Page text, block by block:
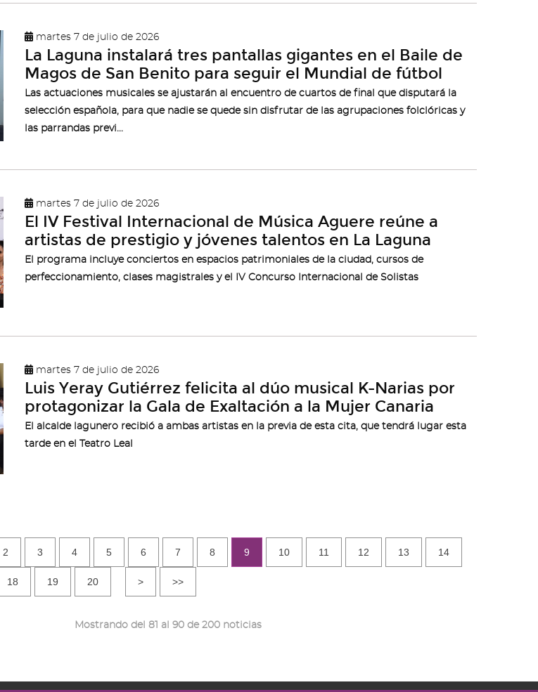
martes 7 de julio de 2026
La Laguna instalará tres pantallas gigantes en el Baile de
Magos de San Benito para seguir el Mundial de fútbol
Las actuaciones musicales se ajustarán al encuentro de cuartos de final que disputará la
selección española, para que nadie se quede sin disfrutar de las agrupaciones folclóricas y
las parrandas previ...
martes 7 de julio de 2026
El IV Festival Internacional de Música Aguere reúne a
artistas de prestigio y jóvenes talentos en La Laguna
El programa incluye conciertos en espacios patrimoniales de la ciudad, cursos de
perfeccionamiento, clases magistrales y el IV Concurso Internacional de Solistas
martes 7 de julio de 2026
Luis Yeray Gutiérrez felicita al dúo musical K-Narias por
protagonizar la Gala de Exaltación a la Mujer Canaria
El alcalde lagunero recibió a ambas artistas en la previa de esta cita, que tendrá lugar esta
tarde en el Teatro Leal
2 3 4 5 6 7 8 9 10 11 12 13 14
18 19 20 > >>
Mostrando del 81 al 90 de 200 noticias